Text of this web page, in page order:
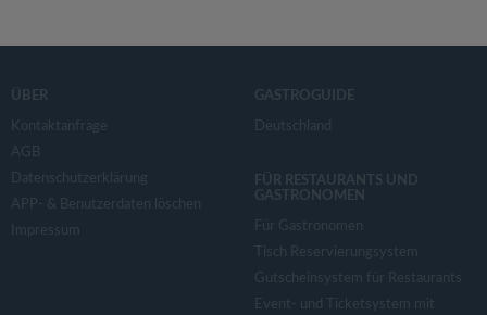
ÜBER
Kontaktanfrage
AGB
Datenschutzerklärung
APP- & Benutzerdaten löschen
Impressum
GASTROGUIDE
Deutschland
FÜR RESTAURANTS UND
GASTRONOMEN
Für Gastronomen
Tisch Reservierungsystem
Gutscheinsystem für Restaurants
Event- und Ticketsystem mit